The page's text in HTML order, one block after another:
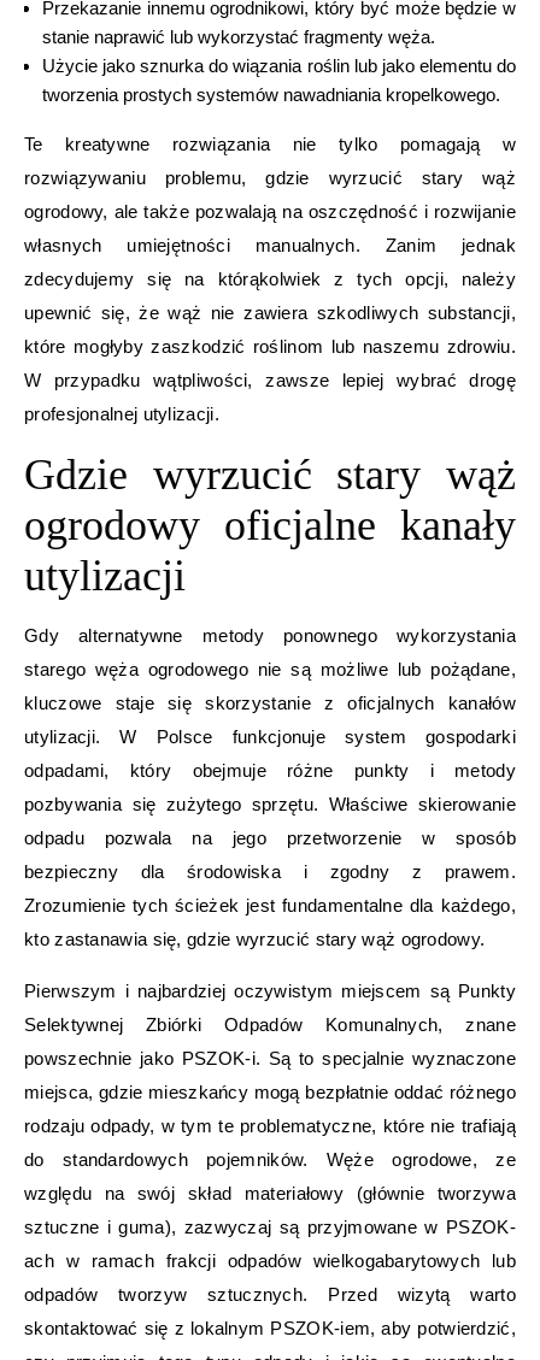
Przekazanie innemu ogrodnikowi, który być może będzie w
stanie naprawić lub wykorzystać fragmenty węża.
Użycie jako sznurka do wiązania roślin lub jako elementu do
tworzenia prostych systemów nawadniania kropelkowego.
Te kreatywne rozwiązania nie tylko pomagają w
rozwiązywaniu problemu, gdzie wyrzucić stary wąż
ogrodowy, ale także pozwalają na oszczędność i rozwijanie
własnych umiejętności manualnych. Zanim jednak
zdecydujemy się na którąkolwiek z tych opcji, należy
upewnić się, że wąż nie zawiera szkodliwych substancji,
które mogłyby zaszkodzić roślinom lub naszemu zdrowiu.
W przypadku wątpliwości, zawsze lepiej wybrać drogę
profesjonalnej utylizacji.
Gdzie wyrzucić stary wąż
ogrodowy oficjalne kanały
utylizacji
Gdy alternatywne metody ponownego wykorzystania
starego węża ogrodowego nie są możliwe lub pożądane,
kluczowe staje się skorzystanie z oficjalnych kanałów
utylizacji. W Polsce funkcjonuje system gospodarki
odpadami, który obejmuje różne punkty i metody
pozbywania się zużytego sprzętu. Właściwe skierowanie
odpadu pozwala na jego przetworzenie w sposób
bezpieczny dla środowiska i zgodny z prawem.
Zrozumienie tych ścieżek jest fundamentalne dla każdego,
kto zastanawia się, gdzie wyrzucić stary wąż ogrodowy.
Pierwszym i najbardziej oczywistym miejscem są Punkty
Selektywnej Zbiórki Odpadów Komunalnych, znane
powszechnie jako PSZOK-i. Są to specjalnie wyznaczone
miejsca, gdzie mieszkańcy mogą bezpłatnie oddać różnego
rodzaju odpady, w tym te problematyczne, które nie trafiają
do standardowych pojemników. Węże ogrodowe, ze
względu na swój skład materiałowy (głównie tworzywa
sztuczne i guma), zazwyczaj są przyjmowane w PSZOK-
ach w ramach frakcji odpadów wielkogabarytowych lub
odpadów tworzyw sztucznych. Przed wizytą warto
skontaktować się z lokalnym PSZOK-iem, aby potwierdzić,